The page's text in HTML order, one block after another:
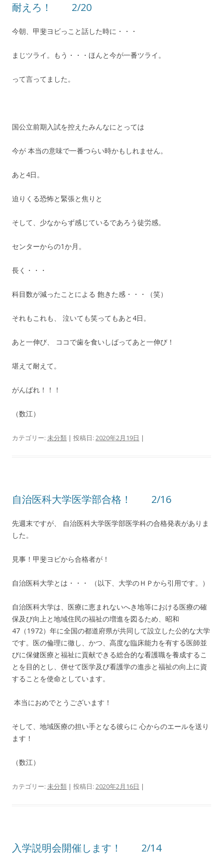
耐えろ！ 2/20
今朝、甲斐ヨビっこと話した時に・・・
まじツライ。もう・・・ほんと今が一番ツライ。
って言ってました。
国公立前期入試を控えたみんなにとっては
今が 本当の意味で一番つらい時かもしれません。
あと4日。
迫りくる恐怖と緊張と焦りと
そして、少なからず感じているであろう徒労感。
センターからの1か月。
長く・・・
科目数が減ったことによる 飽きた感・・・（笑）
それもこれも、 泣いても笑ってもあと4日。
あと一伸び、 ココで歯を食いしばってあと一伸び！
堪えて耐えて。
がんばれ！！！
（数江）
カテゴリー: 未分類 | 投稿日: 2020年2月19日 |
自治医科大学医学部合格！ 2/16
先週末ですが、 自治医科大学医学部医学科の合格発表がありま
した。
見事！甲斐ヨビから合格者が！
自治医科大学とは・・・ （以下、大学のＨＰから引用です。）
自治医科大学は、医療に恵まれないへき地等における医療の確
保及び向上と地域住民の福祉の増進を図るため、昭和
47（1972）年に全国の都道府県が共同して設立した公的な大学
です。医の倫理に徹し、かつ、高度な臨床能力を有する医師並
びに保健医療と福祉に貢献できる総合的な看護職を養成するこ
とを目的とし、併せて医学及び看護学の進歩と福祉の向上に資
することを使命としています。
本当におめでとうございます！
そして、地域医療の担い手となる彼らに 心からのエールを送り
ます！
（数江）
カテゴリー: 未分類 | 投稿日: 2020年2月16日 |
入学説明会開催します！ 2/14